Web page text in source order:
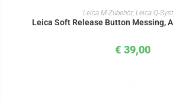
IN DEN WARENKORB
Leica M-Zubehör, Leica Q-
Leica Soft Release Button Messing,
€ 39,00